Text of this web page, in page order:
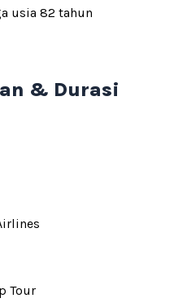
usia 82 tahun
& Durasi
Tour